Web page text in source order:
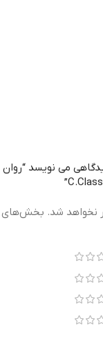
می نویسد
نخواهد شد. بخش‌های